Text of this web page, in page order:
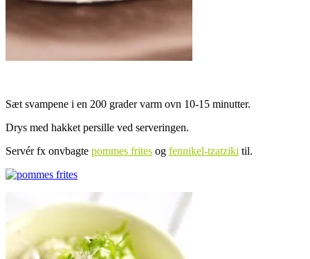
Sæt svampene i en 200 grader varm ovn 10-15 minutter.
Drys med hakket persille ved serveringen.
Servér fx onvbagte pommes frites og fennikel-tzatziki til.